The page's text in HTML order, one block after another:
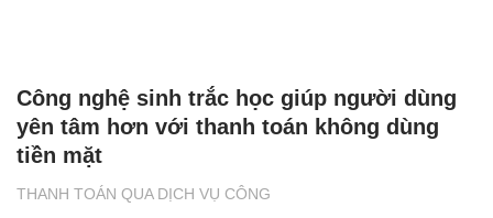
THANH TOÁN QUA DỊCH VỤ CÔNG
Công nghệ sinh trắc học giúp người dùng
yên tâm hơn với thanh toán không dùng
tiền mặt